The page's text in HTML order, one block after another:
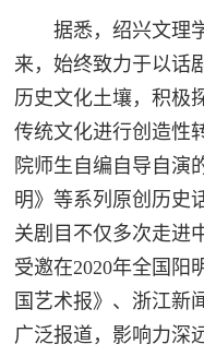
据悉，绍兴文理学
来，始终致力于以话
历史文化土壤，积极
传统文化进行创造性
院师生自编自导自演
明》等系列原创历史
关剧目不仅多次走进
受邀在2020年全国阳
国艺术报》、浙江新
广泛报道，影响力深